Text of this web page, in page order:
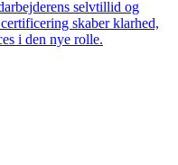
selvtillid og
skaber klarhed,
i den nye rolle.